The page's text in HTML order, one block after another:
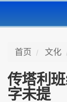
首页 文化
传塔利
字未提